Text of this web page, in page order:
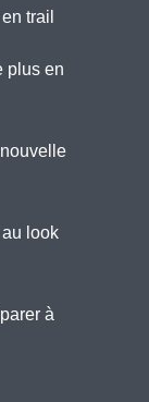
trail
plus en
look
à